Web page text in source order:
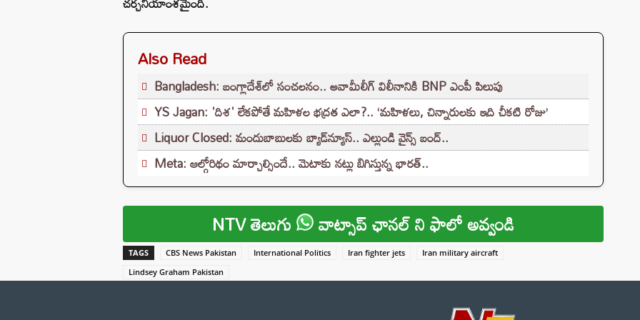
Also Read
Bangladesh: బంగ్లాదేశ్‌లో సంచలనం.. అవామీలీగ్‌ విలీనానికి BNP ఎంపీ పిలుపు
YS Jagan: 'దిశ' లేకపోతే మహిళల భద్రత ఎలా?.. ‘మహిళలు, చిన్నారులకు ఇది చీకటి రోజు’
Liquor Closed: మందుబాబులకు బ్యాడ్‌న్యూస్.. ఎల్లుండి వైన్స్ బంద్..
Meta: ఆల్గోరిథం మార్చాల్సిందే.. మెటాకు నట్లు బిగిస్తున్న భారత్..
NTV తెలుగు వాట్సాప్ ఛానల్ ని ఫాలో అవ్వండి
TAGS CBS News Pakistan International Politics Iran fighter jets
Iran military aircraft
Lindsey Graham Pakistan